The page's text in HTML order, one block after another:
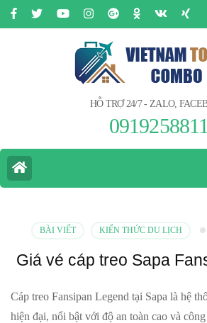
HỖ TRỢ 24/7 - ZALO,
0919258811
BÀI VIẾT KIẾN THỨC DU LỊCH
Giá vé cáp treo Sapa
Cáp treo Fansipan Legend tại Sapa là hệ
hiện đại, nổi bật với độ an toàn cao và